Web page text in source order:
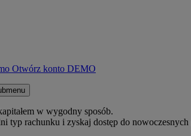
Otwórz konto DEMO
w wygodny sposób.
typ rachunku i zyskaj dostęp do